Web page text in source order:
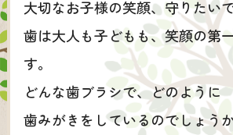
大切なお子様の笑顔、守りたい
歯は大人も子どもも、笑顔の第
す。
どんな歯ブラシで、どのように
歯みがきをしているのでしょう